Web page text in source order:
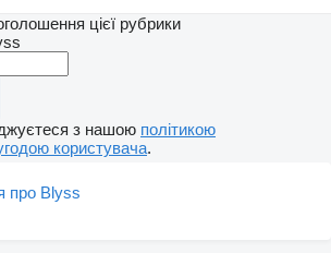
цієї рубрики
з нашою політикою
користувача.
про Blyss